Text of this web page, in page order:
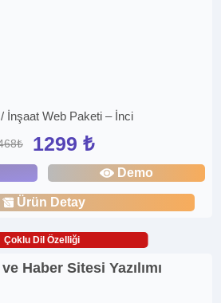
/ İnşaat Web Paketi – İnci
1299 ₺
Demo
Ürün Detay
Çoklu Dil Özelliği